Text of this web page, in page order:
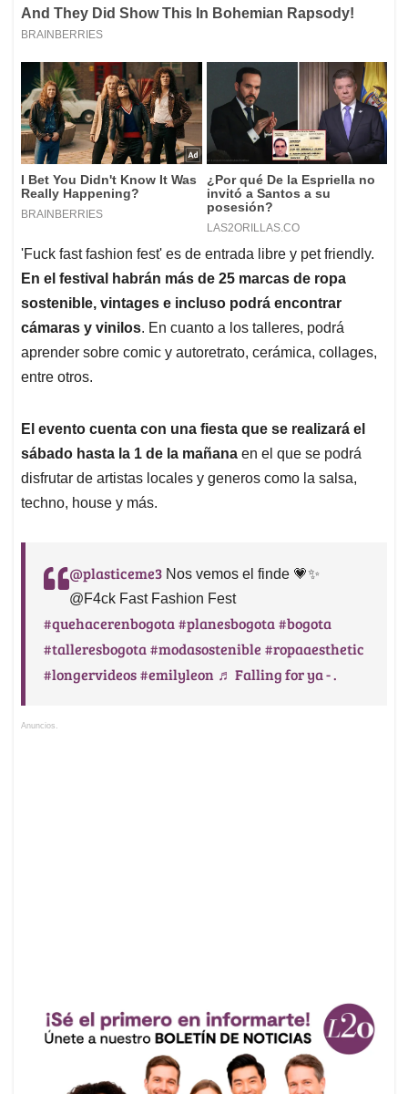
'Fuck fast fashion fest' es de entrada libre y pet friendly.
En el festival habrán más de 25 marcas de ropa
sostenible, vintages e incluso podrá encontrar
cámaras y vinilos. En cuanto a los talleres, podrá
aprender sobre comic y autoretrato, cerámica, collages,
entre otros.
El evento cuenta con una fiesta que se realizará el
sábado hasta la 1 de la mañana en el que se podrá
disfrutar de artistas locales y generos como la salsa,
techno, house y más.
@plasticeme3 Nos vemos el finde 💗✨
@F4ck Fast Fashion Fest
#quehacerenbogota#planesbogota#bogota
#talleresbogota#modasostenible #ropaaesthetic
#longervideos#emilyleon ♬ Falling for ya - .
Anuncios.